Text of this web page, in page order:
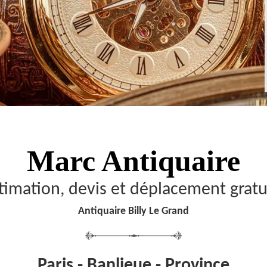
Marc Antiquaire
devis et déplacement
Antiquaire Billy Le Grand